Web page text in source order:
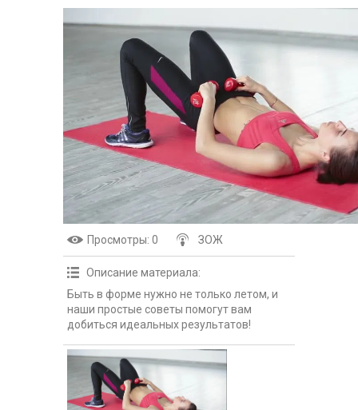
Просмотры: 0 ЗОЖ
Описание материала:
Быть в форме нужно не только летом, и
наши простые советы помогут вам
добиться идеальных результатов!